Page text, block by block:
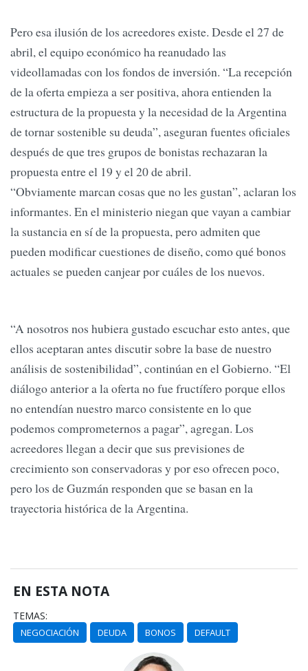
Pero esa ilusión de los acreedores existe. Desde el 27 de
abril, el equipo económico ha reanudado las
videollamadas con los fondos de inversión. “La recepción
de la oferta empieza a ser positiva, ahora entienden la
estructura de la propuesta y la necesidad de la Argentina
de tornar sostenible su deuda”, aseguran fuentes oficiales
después de que tres grupos de bonistas rechazaran la
propuesta entre el 19 y el 20 de abril.
“Obviamente marcan cosas que no les gustan”, aclaran los
informantes. En el ministerio niegan que vayan a cambiar
la sustancia en sí de la propuesta, pero admiten que
pueden modificar cuestiones de diseño, como qué bonos
actuales se pueden canjear por cuáles de los nuevos.
“A nosotros nos hubiera gustado escuchar esto antes, que
ellos aceptaran antes discutir sobre la base de nuestro
análisis de sostenibilidad”, continúan en el Gobierno. “El
diálogo anterior a la oferta no fue fructífero porque ellos
no entendían nuestro marco consistente en lo que
podemos comprometernos a pagar”, agregan. Los
acreedores llegan a decir que sus previsiones de
crecimiento son conservadoras y por eso ofrecen poco,
pero los de Guzmán responden que se basan en la
trayectoria histórica de la Argentina.
EN ESTA NOTA
TEMAS:
NEGOCIACIÓN DEUDA BONOS DEFAULT